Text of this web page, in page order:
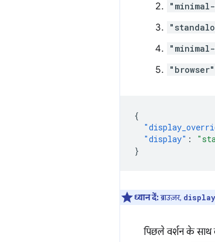
"browser"
{
"display" :
}
ध्यान दें:ब्राउज़र,
पिछले वर्शन के